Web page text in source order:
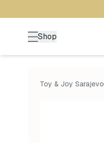
Shop
Toy & Joy Sarajevo